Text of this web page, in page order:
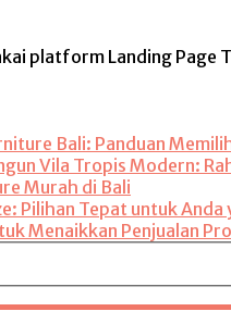
platform Landing Page
Bali: Panduan
Vila Tropis Modern:
Murah di Bali
Pilihan Tepat untuk
Menaikkan Penjualan